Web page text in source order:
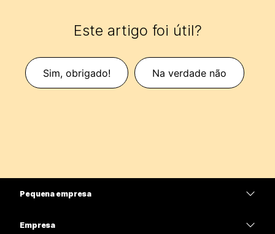
Este artigo foi útil?
Sim, obrigado! Na verdade não
Pequena empresa
Empresa